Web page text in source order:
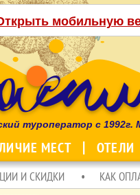
мобильную
туроператор с
МЕСТ ОТЕЛИ
И СКИДКИ КАК